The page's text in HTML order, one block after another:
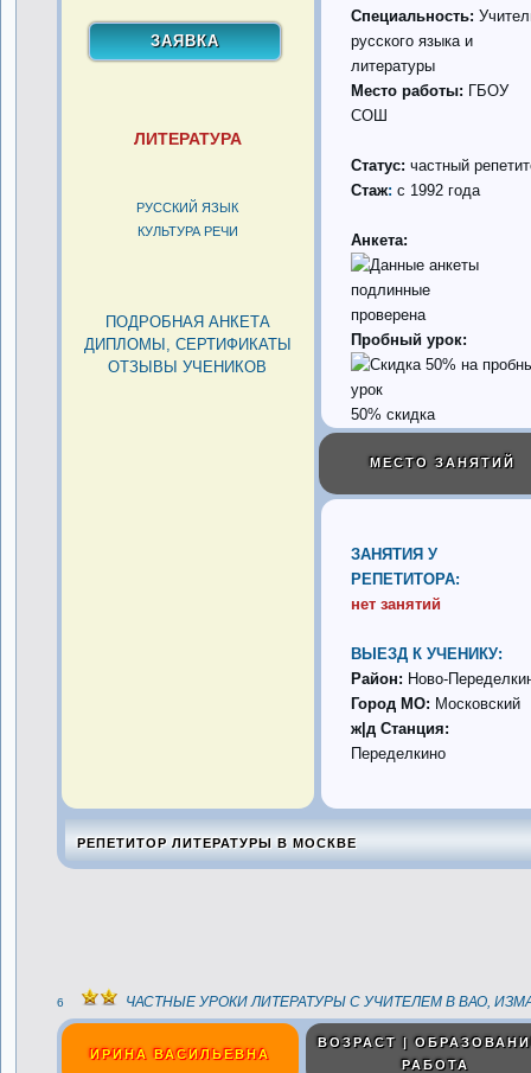
ЛИТЕРАТУРА
РУССКИЙ ЯЗЫК
КУЛЬТУРА РЕЧИ
ПОДРОБНАЯ АНКЕТА
ДИПЛОМЫ, СЕРТИФИКАТЫ
ОТЗЫВЫ УЧЕНИКОВ
Специальность:
русского языка и
литературы
Место работы: ГБОУ
СОШ
Статус: частный
Стаж: с 1992 года
Анкета:
проверена
Пробный урок:
50% скидка
МЕСТО ЗАНЯТИЙ
ЗАНЯТИЯ У
РЕПЕТИТОРА:
нет занятий
ВЫЕЗД К УЧЕНИКУ:
Район: Ново-
Город МО: Московский
ж|д Станция:
Переделкино
РЕПЕТИТОР ЛИТЕРАТУРЫ В МОСКВЕ
6 ЧАСТНЫЕ УРОКИ ЛИТЕРАТУРЫ С УЧИТЕЛЕМ В ВАО,
ИРИНА ВАСИЛЬЕВНА
ВОЗРАСТ |
РАБОТА